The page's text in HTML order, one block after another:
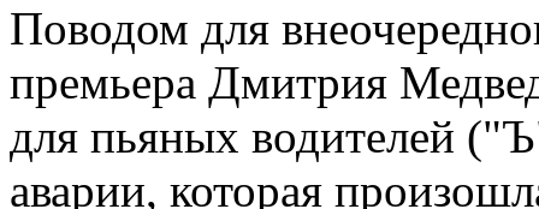
Поводом для
премьера Дмитрия
для пьяных водителей
аварии, которая